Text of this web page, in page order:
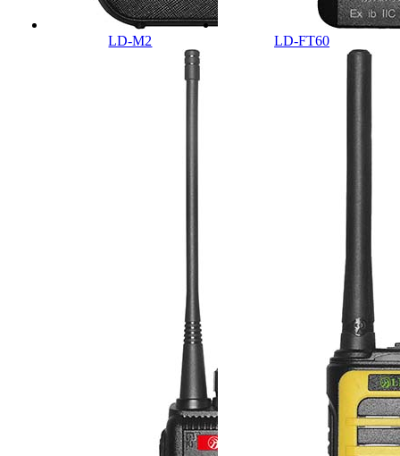
LD-M2 LD-FT60